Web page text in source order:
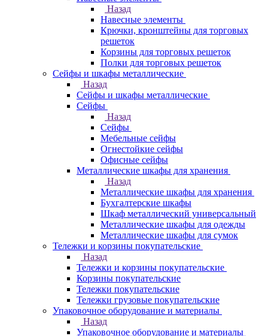
Назад
Навесные элементы
Крючки, кронштейны для торговых
решеток
Корзины для торговых решеток
Полки для торговых решеток
Сейфы и шкафы металлические
Назад
Сейфы и шкафы металлические
Сейфы
Назад
Сейфы
Мебельные сейфы
Огнестойкие сейфы
Офисные сейфы
Металлические шкафы для хранения
Назад
Металлические шкафы для хранения
Бухгалтерские шкафы
Шкаф металлический универсальный
Металлические шкафы для одежды
Металлические шкафы для сумок
Тележки и корзины покупательские
Назад
Тележки и корзины покупательские
Корзины покупательские
Тележки покупательские
Тележки грузовые покупательские
Упаковочное оборудование и материалы
Назад
Упаковочное оборудование и материалы